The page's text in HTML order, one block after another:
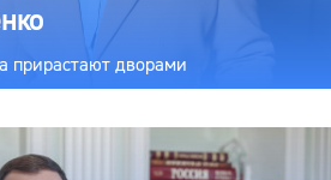
прирастают дворами